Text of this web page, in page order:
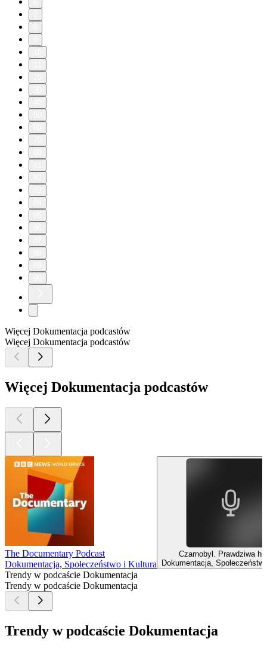
Więcej Dokumentacja podcastów
Więcej Dokumentacja podcastów
Więcej Dokumentacja podcastów
The Documentary Podcast
Dokumentacja, Społeczeństwo i Kultura
Czarnobyl. Prawdziwa
Dokumentacja,
Trendy w podcaście Dokumentacja
Trendy w podcaście Dokumentacja
Trendy w podcaście Dokumentacja